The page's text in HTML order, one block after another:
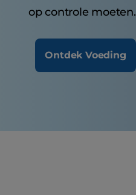
op controle moeten.
Ontdek Voeding